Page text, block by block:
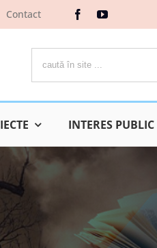
Contact
INTERES PUBLIC